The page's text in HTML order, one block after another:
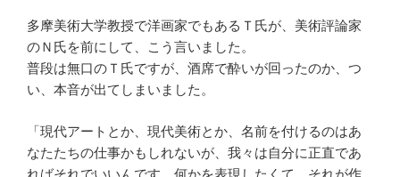
多摩美術大学教授で洋画家でもあるＴ氏が、美術評論家
のＮ氏を前にして、こう言いました。
普段は無口のＴ氏ですが、酒席で酔いが回ったのか、つ
い、本音が出てしまいました。
「現代アートとか、現代美術とか、名前を付けるのはあ
なたたちの仕事かもしれないが、我々は自分に正直であ
ればそれでいいんです。何かを表現したくて、それが作